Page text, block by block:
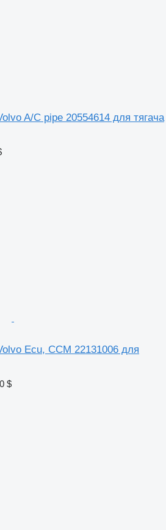
A/C pipe 20554614 для тягача
Ecu, CCM 22131006 для
$